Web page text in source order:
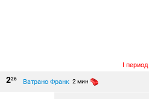
I период
226 Ватрано Франк 2 мин